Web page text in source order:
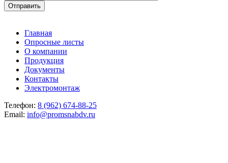
Главная
Опросные листы
О компании
Продукция
Документы
Контакты
Электромонтаж
Телефон: 8 (962) 674-88-25
Email: info@promsnabdv.ru